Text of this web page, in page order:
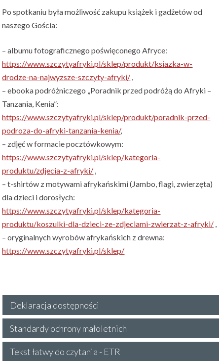
Po spotkaniu była możliwość zakupu książek i gadżetów od
naszego Gościa:
– albumu fotograficznego poświęconego Afryce:
https://www.szczytyafryki.pl/sklep/produkt/ksiazka-w-
drodze-na-najwyzsze-szczyty-afryki/
– ebooka podróżniczego „Poradnik przed podróżą do Afryki –
Tanzania, Kenia”:
https://www.szczytyafryki.pl/sklep/produkt/poradnik-przed-
podroza-do-afryki-tanzania-kenia/,
– zdjęć w formacie pocztówkowym:
https://www.szczytyafryki.pl/sklep/kategoria-
produktu/zdjecia-z-afryki/
– t-shirtów z motywami afrykańskimi (Jambo, flagi, zwierzęta)
dla dzieci i dorosłych:
https://www.szczytyafryki.pl/sklep/kategoria-
produktu/koszulki-dla-dzieci-ze-zdjeciami-zwierzat-z-afryki/
– oryginalnych wyrobów afrykańskich z drewna:
https://www.szczytyafryki.pl/sklep/
Deklaracja dostępności
Standardy ochrony małoletnich
Tekst łatwy do czytania - ETR